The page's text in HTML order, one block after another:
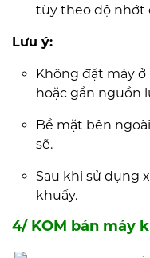
tùy theo độ nhớt
Lưu ý:
Không đặt máy
hoặc gần nguồn
Bề mặt bên
sẽ.
Sau khi sử dụng
khuấy.
4/ KOM bán máy